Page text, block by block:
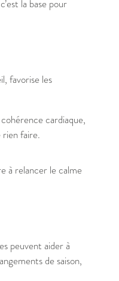
la base pour
favorise les
cardiaque,
faire.
à relancer le calme
peuvent aider à
de saison,